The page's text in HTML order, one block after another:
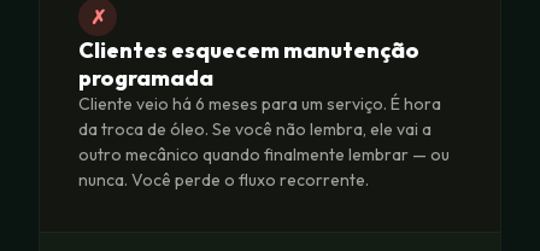
✗
Clientes esquecem manutenção
programada
Cliente veio há 6 meses para um serviço. É hora
da troca de óleo. Se você não lembra, ele vai a
outro mecânico quando finalmente lembrar — ou
nunca. Você perde o fluxo recorrente.